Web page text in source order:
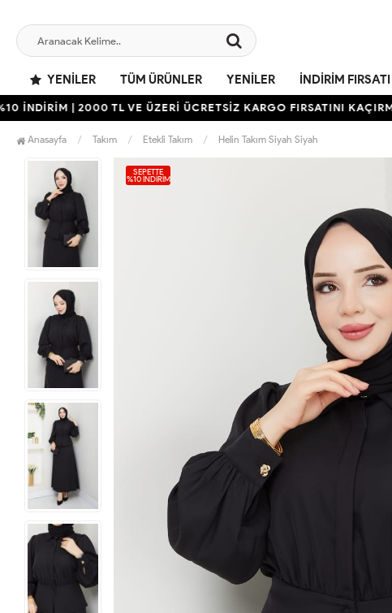
YENILER TÜM ÜRÜNLER YENILER İNDIRIM FIRSATI
| 2000 TL VE ÜZERİ ÜCRETSİZ KARGO FIRSATINI KAÇIRMAYIN!
Anasayfa Takım Etekli Takım Helin Takım Siyah Siyah
SEPETTE
%10 İNDIRIM